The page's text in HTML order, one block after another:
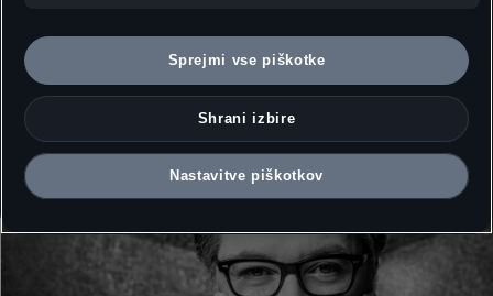
Sprejmi vse piškotke
Shrani izbire
Nastavitve piškotkov